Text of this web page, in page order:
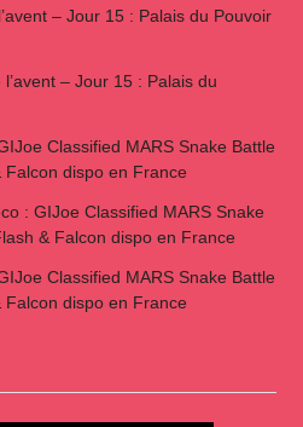
– Jour 15 : Palais du Pouvoir
– Jour 15 : Palais du
Classified MARS Snake Battle
Falcon dispo en France
: GIJoe Classified MARS Snake
& Falcon dispo en France
Classified MARS Snake Battle
Falcon dispo en France